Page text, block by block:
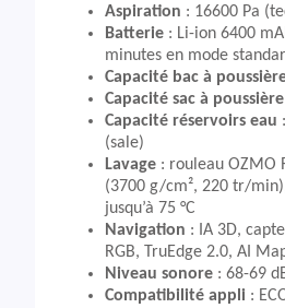
Aspiration : 16600 Pa
Batterie : Li-ion 6400
minutes en mode
Capacité bac à
Capacité sac à
Capacité réservoirs eau
(sale)
Lavage : rouleau OZMO
(3700 g/cm², 220 tr/
jusqu’à 75 °C
Navigation : IA 3D,
RGB, TruEdge 2.0, AI
Niveau sonore : 68-69
Compatibilité appli :